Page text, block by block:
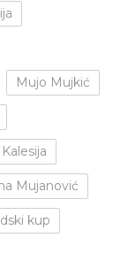
Mujo Mujkić
Mujanović
kup